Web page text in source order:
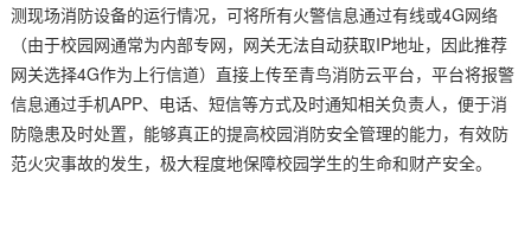
测现场消防设备的运行情况，可将所有火警信息通过有线或4G网络
（由于校园网通常为内部专网，网关无法自动获取IP地址，因此推荐
网关选择4G作为上行信道）直接上传至青鸟消防云平台，平台将报警
信息通过手机APP、电话、短信等方式及时通知相关负责人，便于消
防隐患及时处置，能够真正的提高校园消防安全管理的能力，有效防
范火灾事故的发生，极大程度地保障校园学生的生命和财产安全。